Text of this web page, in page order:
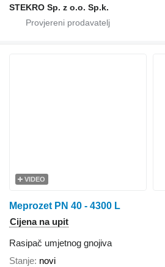
STEKRO Sp. z o.o. Sp.k.
VIDEO
Meprozet PN 40 - 4300 L
Cijena na upit
Rasipač umjetnog gnojiva
Stanje novi